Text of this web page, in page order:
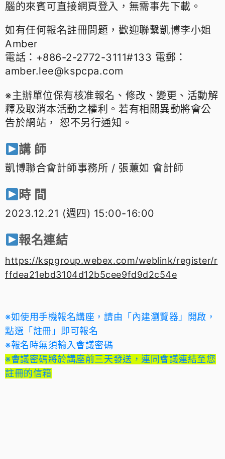
腦的來賓可直接網頁登入，無需事先下載。
如有任何報名註冊問題，歡迎聯繫凱博李小姐
Amber
電話：+886-2-2772-3111#133 電郵：
amber.lee@kspcpa.com
※主辦單位保有核准報名、修改、變更、活動解
釋及取消本活動之權利。若有相關異動將會公
告於網站， 恕不另行通知。
講 師
凱博聯合會計師事務所 / 張蕙如 會計師
時 間
2023.12.21 (週四) 15:00-16:00
報名連結
https://kspgroup.webex.com/weblink/register/r
ffdea21ebd3104d12b5cee9fd9d2c54e
※如使用手機報名講座，請由「內建瀏覽器」開啟，
點選 「註冊」
即可報名
※報名時無須輸入會議密碼
※會議密碼將於講座前三天發送，連同會議連結至您
註冊的信箱